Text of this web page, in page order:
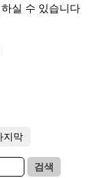
실 수 있습니다
지막
검색